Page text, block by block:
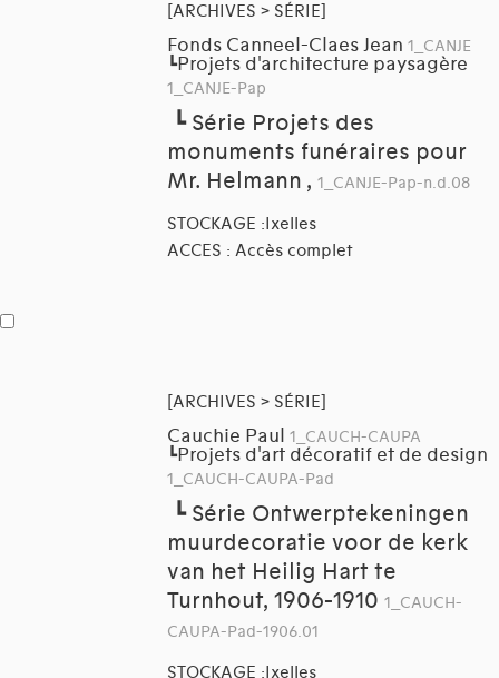
[ARCHIVES > SÉRIE]
Fonds Canneel-Claes Jean 1_CANJE
┗Projets d'architecture paysagère
1_CANJE-Pap
┗ Série Projets des
monuments funéraires pour
Mr. Helmann , 1_CANJE-Pap-n.d.08
STOCKAGE :Ixelles
ACCES : Accès complet
[ARCHIVES > SÉRIE]
Cauchie Paul 1_CAUCH-CAUPA
┗Projets d'art décoratif et de design
1_CAUCH-CAUPA-Pad
┗ Série Ontwerptekeningen
muurdecoratie voor de kerk
van het Heilig Hart te
Turnhout, 1906-1910 1_CAUCH-
CAUPA-Pad-1906.01
STOCKAGE :Ixelles